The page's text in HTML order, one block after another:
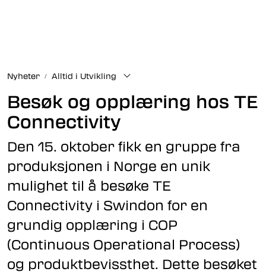
Nyheter Alltid i Utvikling
Besøk og opplæring hos TE
Connectivity
Den 15. oktober fikk en gruppe fra
produksjonen i Norge en unik
mulighet til å besøke TE
Connectivity i Swindon for en
grundig opplæring i COP
(Continuous Operational Process)
og produktbevissthet. Dette besøket
Strukturert kabling
Industrielle produkter
Outlet
Kunnskapssenter
Nyheter
Om oss